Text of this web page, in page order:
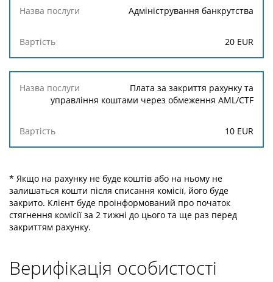
Адміністрування банкрутства
20 EUR
Плата за закриття рахунку та
управління коштами через обмеження AML/CTF
10 EUR
* Якщо на рахунку не буде коштів або на ньому не
залишаться кошти після списання комісії, його буде
закрито. Клієнт буде проінформований про початок
стягнення комісії за 2 тижні до цього та ще раз перед
закриттям рахунку.
Верифікація особистості